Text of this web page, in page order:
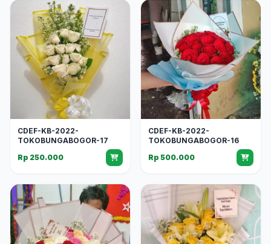
CDEF-KB-2022-
TOKOBUNGABOGOR-17
Rp 250.000
CDEF-KB-2022-
TOKOBUNGABOGOR-16
Rp 500.000